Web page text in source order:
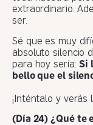
extraordinario.
ser.
Sé que es muy
absoluto silencio
para hoy sería:Si
bello que el
¡Inténtalo y verás
(Día 24) ¿Qué te